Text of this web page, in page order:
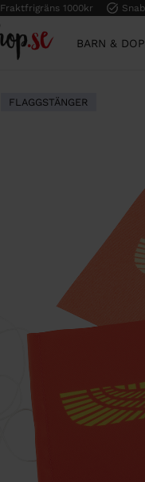
Fraktfrigräns 1000kr
BARN & DOP
FLAGGSTÄNGER